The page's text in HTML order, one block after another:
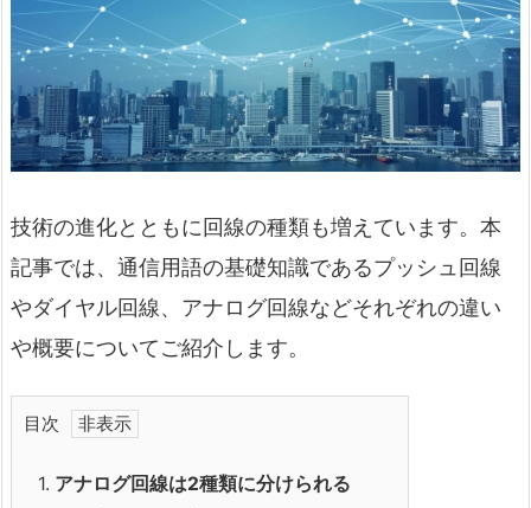
技術の進化とともに回線の種類も増えています。本
記事では、通信用語の基礎知識であるプッシュ回線
やダイヤル回線、アナログ回線などそれぞれの違い
や概要についてご紹介します。
目次
1. アナログ回線は2種類に分けられる